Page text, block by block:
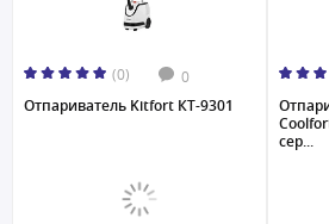
(0) 0
Отпариватель Kitfort КТ-9301
сер...